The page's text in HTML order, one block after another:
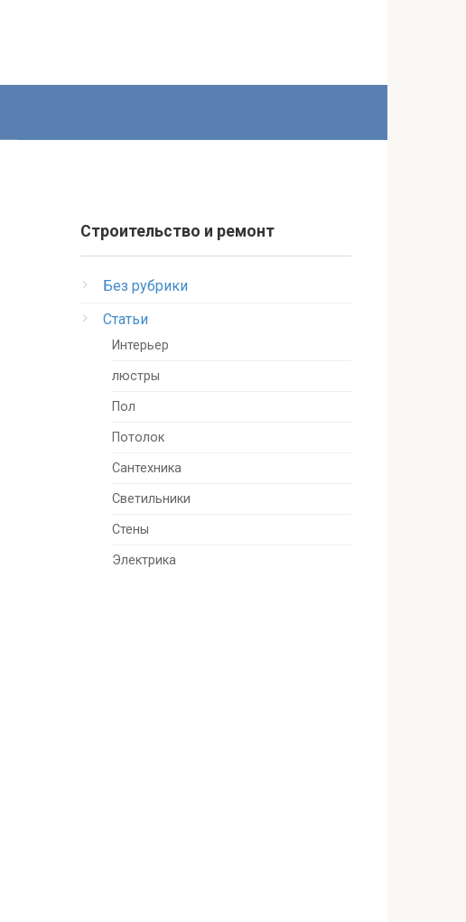
Строительство и ремонт
Без рубрики
Статьи
Интерьер
люстры
Пол
Потолок
Сантехника
Светильники
Стены
Электрика